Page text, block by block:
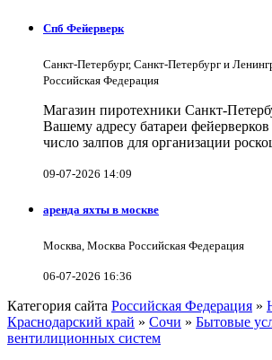
Спб Фейерверк
Санкт-Петербург, Санкт-Петербург и
Российская Федерация
Магазин пиротехники Санкт-
Вашему адресу батареи
число залпов для организации
09-07-2026 14:09
аренда яхты в москве
Москва, Москва Российская Федерация
06-07-2026 16:36
Категория сайта Российская Федерация »
Краснодарский край » Сочи » Бытовые
вентилиционных систем